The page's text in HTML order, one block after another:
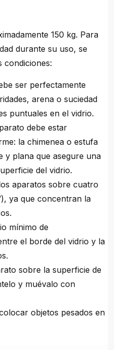
150 kg. Para
durante su uso, se
condiciones:
ser perfectamente
arena o suciedad
puntuales en el vidrio.
debe estar
la chimenea o estufa
y plana que asegure una
del vidrio.
aparatos sobre cuatro
ya que concentran la
mínimo de
el borde del vidrio y la
sobre la superficie de
y muévalo con
objetos pesados en